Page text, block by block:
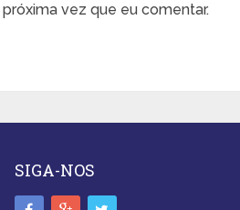
vez que eu comentar.
SIGA-NOS